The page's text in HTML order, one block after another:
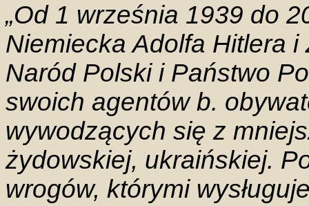
„Od 1 września 1939 do
Niemiecka Adolfa Hitlera
Naród Polski i Państwo
swoich agentów b.
wywodzących się z
żydowskiej, ukraińskiej.
wrogów, którymi